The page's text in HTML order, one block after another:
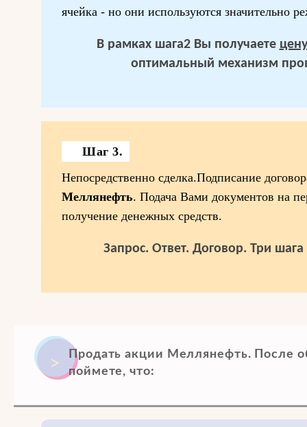
ячейка - но они используются значительно
В рамках шага2 Вы получаете
оптимальный механизм
Шаг 3.
Непосредственно сделка.Подписание
Меллянефть. Подача Вами документов на
получение денежных средств.
Запрос. Ответ. Договор. Три
Продать акции Меллянефть. После
поймете, что: